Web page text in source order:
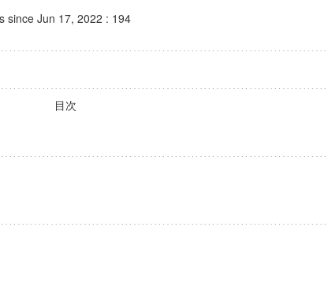
since Jun 17, 2022 : 194
目次